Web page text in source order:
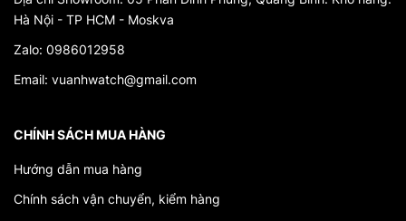
Đồng Hồ Tissot Nữ đa dạng về mẫu mã và tính năng, giúp
các quý cô dễ dàng lựa chọn phong cách phù hợp với cá
nhân mình. Từ những mẫu dây da truyền thống đến dây kim
sổ hiển thị ngày-tháng thông minh. Đồng hồ Tissot không chỉ
mọi hoạt động hàng ngày.
4. Cam kết bảo hành và dịch vụ chăm sóc khách hàng
Tissot cam kết cung cấp cho khách hàng những dịch vụ bảo
Hà Nội - TP HCM - Moskva
Zalo: 0986012958
Email: vuanhwatch@gmail.com
CHÍNH SÁCH MUA HÀNG
Hướng dẫn mua hàng
Chính sách vận chuyển, kiểm hàng